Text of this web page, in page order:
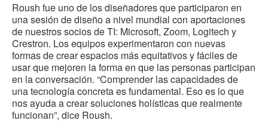
Roush fue uno de los diseñadores que participaron en
una sesión de diseño a nivel mundial con aportaciones
de nuestros socios de TI: Microsoft, Zoom, Logitech y
Crestron. Los equipos experimentaron con nuevas
formas de crear espacios más equitativos y fáciles de
usar que mejoren la forma en que las personas participan
en la conversación. “Comprender las capacidades de
una tecnología concreta es fundamental. Eso es lo que
nos ayuda a crear soluciones holísticas que realmente
funcionan”, dice Roush.